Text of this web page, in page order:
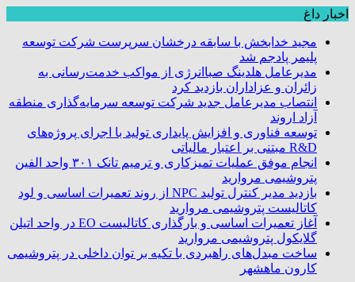
اخبار داغ
مجید خدابخش با سابقه درخشان سرپرست شرکت توسعه
پلیمر پادجم شد
مدیرعامل هلدینگ صباانرژی از مواکب خدمت‌رسانی به
زائران و عزاداران بازدید کرد
انتصاب مدیرعامل جدید شرکت توسعه سرمایه‌گذاری منطقه
آزاد اروند
توسعه فناوری و افزایش پایداری تولید با اجرای پروژه‌های
R&D مبتنی بر اعتبار مالیاتی
انجام موفق عملیات تمیزکاری و ترمیم تانک ۳۰۱ واحد الفین
پتروشیمی مروارید
بازدید مدیر کنترل تولید NPC از روند تعمیرات اساسی و لود
کاتالیست پتروشیمی مروارید
آغاز تعمیرات اساسی و بارگذاری کاتالیست EO در واحد اتیلن
گلایکول پتروشیمی مروارید
ساخت مبدل‌های راهبردی با تکیه بر توان داخلی در پتروشیمی
کارون ماهشهر